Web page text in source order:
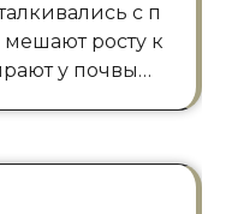
с п
росту к
у почвы…